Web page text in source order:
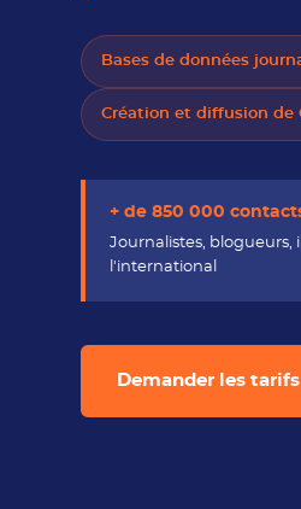
Bases de données
Création et diffusion de
+ de 850 000
Journalistes, blogueurs,
l'international
Demander les